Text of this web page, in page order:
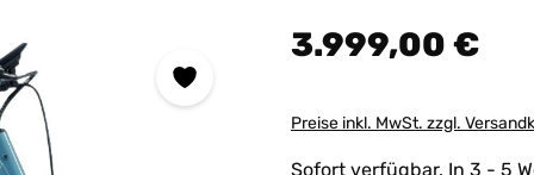
Regulärer Preis:
3.999,00 €
Preise inkl. MwSt. zzgl.
Sofort verfügbar. In 3 - 5